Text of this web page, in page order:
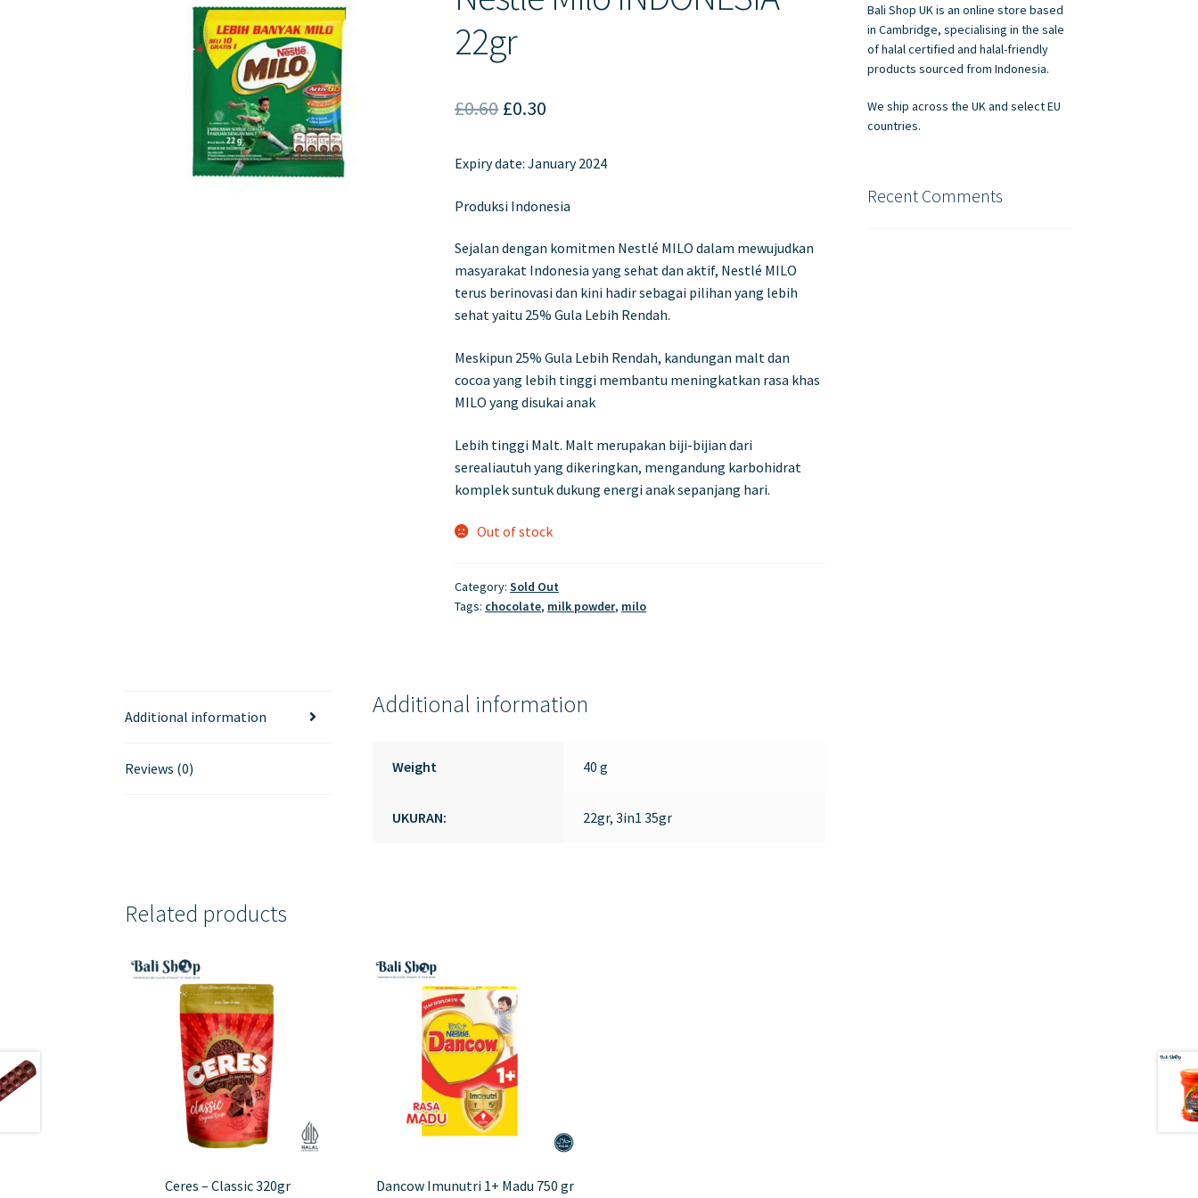
22gr
£0.60 Original
was:
£0.60.
£0.30
is:
£0.30.
Expiry date: January 2024
Produksi Indonesia
Sejalan dengan komitmen Nestlé MILO dalam mewujudkan
masyarakat Indonesia yang sehat dan aktif, Nestlé MILO
terus berinovasi dan kini hadir sebagai pilihan yang lebih
sehat yaitu 25% Gula Lebih Rendah.
Meskipun 25% Gula Lebih Rendah, kandungan malt dan
cocoa yang lebih tinggi membantu meningkatkan rasa khas
MILO yang disukai anak
Lebih tinggi Malt. Malt merupakan biji-bijian dari
serealiautuh yang dikeringkan, mengandung karbohidrat
komplek suntuk dukung energi anak sepanjang hari.
Out of stock
Category:Sold Out
Tags: chocolate, milk powder, milo
Additional information
Reviews (0)
Additional information
Weight 40 g
UKURAN: 22gr, 3in1 35gr
Related products
Ceres – Classic 320gr Dancow Imunutri 1+ Madu 750 gr
Bali Shop UK is an online store based
in Cambridge, specialising in the sale
of halal certified and halal-friendly
products sourced from Indonesia.
We ship across the UK and select EU
countries.
Recent Comments